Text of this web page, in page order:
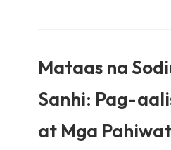
Mataas na
Sanhi: Pag-
at Mga